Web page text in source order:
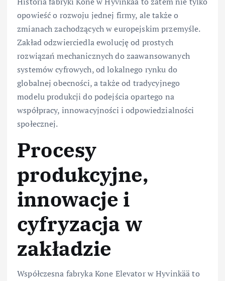
opowieść o rozwoju jednej firmy, ale także o
zmianach zachodzących w europejskim przemyśle.
Zakład odzwierciedla ewolucję od prostych
rozwiązań mechanicznych do zaawansowanych
systemów cyfrowych, od lokalnego rynku do
globalnej obecności, a także od tradycyjnego
modelu produkcji do podejścia opartego na
współpracy, innowacyjności i odpowiedzialności
społecznej.
Procesy
produkcyjne,
innowacje i
cyfryzacja w
zakładzie
Współczesna fabryka Kone Elevator w Hyvinkää to